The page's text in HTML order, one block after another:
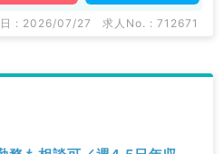
日 : 2026/07/27 求人No. : 712671